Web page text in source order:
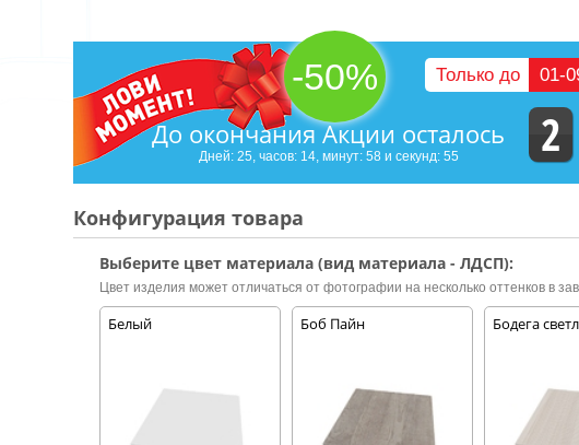
-50% Только до 01-
До окончания Акции осталось
Дней: 25, часов: 14, минут: 58 и секунд: 54 2
Конфигурация товара
Выберите цвет материала (вид материала - ЛДСП):
Цвет изделия может отличаться от фотографии на несколько оттенков в
Белый Боб Пайн Бодега